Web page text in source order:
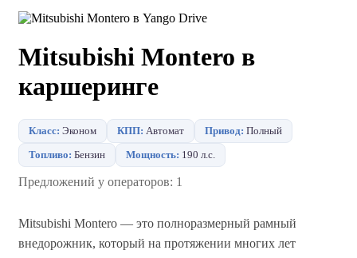
Mitsubishi Montero в
каршеринге
Класс: Эконом КПП: Автомат Привод: Полный
Топливо: Бензин Мощность: 190 л.с.
Предложений у операторов: 1
Mitsubishi Montero — это полноразмерный рамный
внедорожник, который на протяжении многих лет